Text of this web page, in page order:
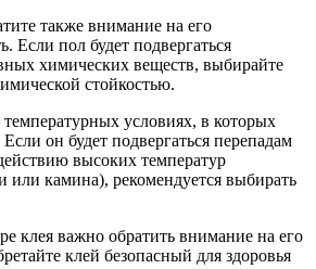
также внимание на его
Если пол будет подвергаться
химических веществ, выбирайте
стойкостью.
условиях, в которых
он будет подвергаться перепадам
высоких температур
или камина), рекомендуется выбирать
клея важно обратить внимание на его
клей безопасный для здоровья